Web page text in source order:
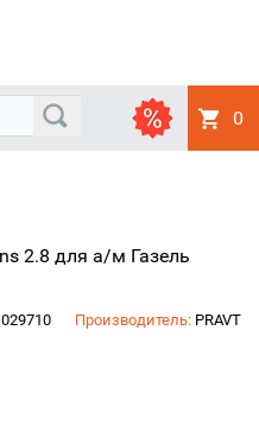
0
2.8 для а/м Газель
029710 Производитель: PRAVT